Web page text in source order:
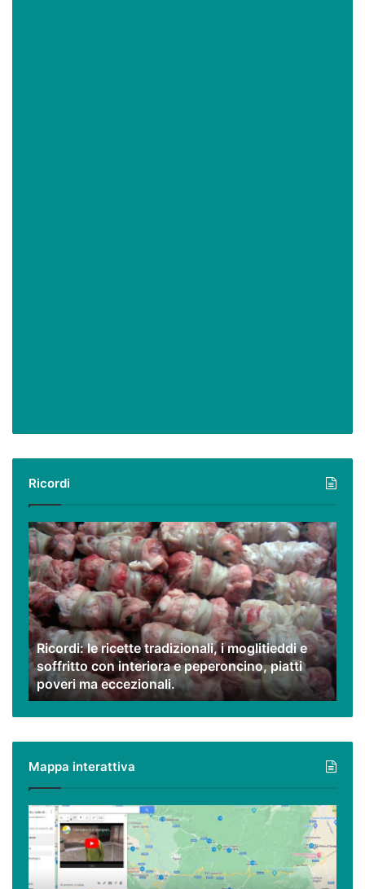
Ricordi
Ricordi:
le
ricette
tradizionali,
i
moglitieddi
e
soffritto
con
interiora
e
peperoncino,
ma
eccezionali.
Ricordi: le ricette tradizionali, i moglitieddi e
soffritto con interiora e peperoncino, piatti
poveri ma eccezionali.
Mappa interattiva
Cilento,
Vallo
di
Diano
ed